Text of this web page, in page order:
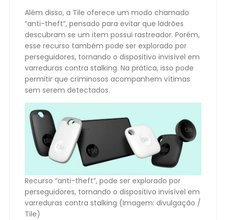
Além disso, a Tile oferece um modo chamado
“anti-theft”, pensado para evitar que ladrões
descubram se um item possui rastreador. Porém,
esse recurso também pode ser explorado por
perseguidores, tornando o dispositivo invisível em
varreduras contra stalking. Na prática, isso pode
permitir que criminosos acompanhem vítimas
sem serem detectados.
Recurso “anti-theft”, pode ser explorado por
perseguidores, tornando o dispositivo invisível em
varreduras contra stalking (Imagem: divulgação /
Tile)